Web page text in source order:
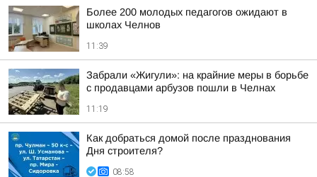
Более 200 молодых педагогов ожидают в
школах Челнов
11:39
Забрали «Жигули»: на крайние меры в борьбе
с продавцами арбузов пошли в Челнах
11:19
Как добраться домой после празднования
Дня строителя?
08:58